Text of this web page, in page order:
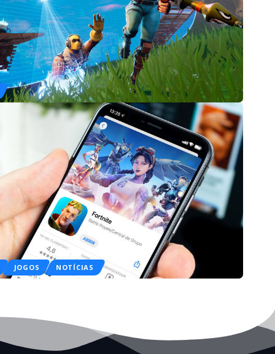
JOGOS NOTÍCIAS